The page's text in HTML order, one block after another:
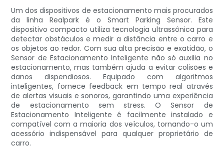
Um dos dispositivos de estacionamento mais procurados
da linha Realpark é o Smart Parking Sensor. Este
dispositivo compacto utiliza tecnologia ultrassônica para
detectar obstáculos e medir a distância entre o carro e
os objetos ao redor. Com sua alta precisão e exatidão, o
Sensor de Estacionamento Inteligente não só auxilia no
estacionamento, mas também ajuda a evitar colisões e
danos dispendiosos. Equipado com algoritmos
inteligentes, fornece feedback em tempo real através
de alertas visuais e sonoros, garantindo uma experiência
de estacionamento sem stress. O Sensor de
Estacionamento Inteligente é facilmente instalado e
compatível com a maioria dos veículos, tornando-o um
acessório indispensável para qualquer proprietário de
carro.